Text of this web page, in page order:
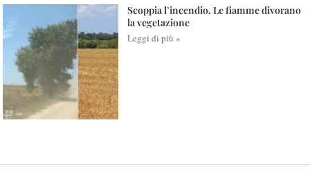
Scoppia l’incendio. Le fiamme divorano
la vegetazione
Leggi di più »